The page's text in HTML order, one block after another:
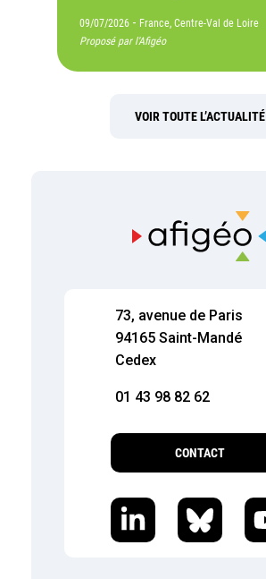
09/07/2026 - France, Centre-Val de Loire
Proposé par l'Afigéo
VOIR TOUTE L’ACTUALITÉ
73, avenue de Paris
94165 Saint-Mandé
Cedex
01 43 98 82 62
CONTACT